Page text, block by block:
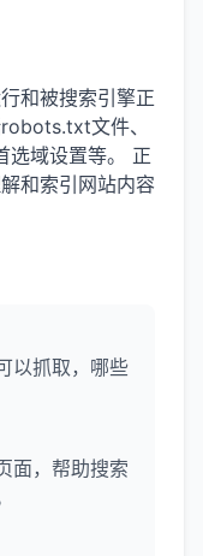
和被搜索引擎正
文件、
域设置等。 正
和索引网站内容
以抓取，哪些
面，帮助搜索